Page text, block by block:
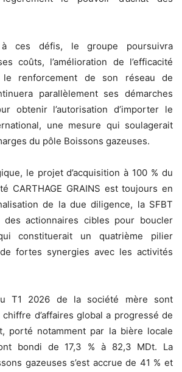
ces défis, le groupe poursuivra
coûts, l’amélioration de l’efficacité
le renforcement de son réseau de
parallèlement ses démarches
obtenir l’autorisation d’importer le
une mesure qui soulagerait
du pôle Boissons gazeuses.
le projet d’acquisition à 100 % du
CARTHAGE GRAINS est toujours en
de la due diligence, la SFBT
actionnaires cibles pour boucler
constituerait un quatrième pilier
fortes synergies avec les activités
T1 2026 de la société mère sont
d’affaires global a progressé de
porté notamment par la bière locale
bondi de 17,3 % à 82,3 MDt. La
gazeuses s’est accrue de 41 % et